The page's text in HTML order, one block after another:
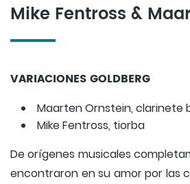
Mike Fentross &
VARIACIONES GOLDBERG
Maarten Ornstein, clarinete
Mike Fentross, tiorba
De orígenes musicales
encontraron en su amor por las